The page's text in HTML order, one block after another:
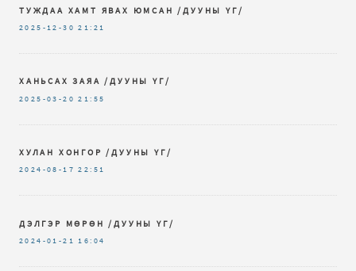
ТУЖДАА ХАМТ ЯВАХ ЮМСАН /ДУУНЫ ҮГ/
2025-12-30 21:21
ХАНЬСАХ ЗАЯА /ДУУНЫ ҮГ/
2025-03-20 21:55
ХУЛАН ХОНГОР /ДУУНЫ ҮГ/
2024-08-17 22:51
ДЭЛГЭР МӨРӨН /ДУУНЫ ҮГ/
2024-01-21 16:04